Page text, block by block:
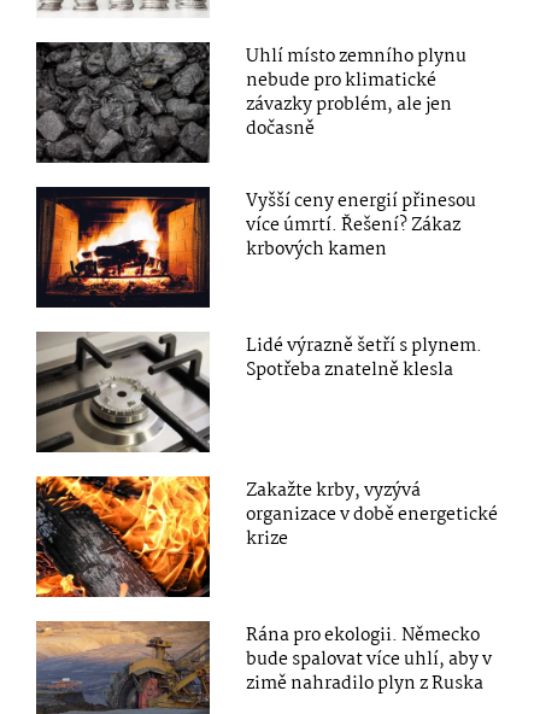
Uhlí místo zemního plynu
nebude pro klimatické
závazky problém, ale jen
dočasně
Vyšší ceny energií přinesou
více úmrtí. Řešení? Zákaz
krbových kamen
Lidé výrazně šetří s plynem.
Spotřeba znatelně klesla
Zakažte krby, vyzývá
organizace v době energetické
krize
Rána pro ekologii. Německo
bude spalovat více uhlí, aby v
zimě nahradilo plyn z Ruska